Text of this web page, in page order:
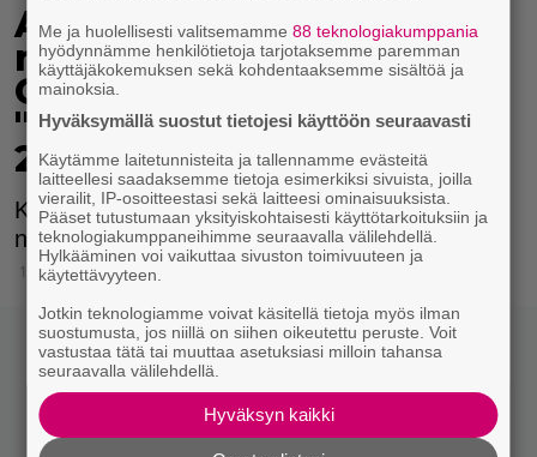
Amanda Seyfried jakoi
nostalgisen kuvan Mean
Girls -kuvausten ajalta:
"Viikonloput vuonna
2003"
Kuvassa nähdään monia naisen
näyttelijäkollegoita hittielokuvasta.
12.7.2021 23:15
Me ja huolellisesti valitsemamme88 teknologiakumppania
hyödynnämme henkilötietoja tarjotaksemme paremman
käyttäjäkokemuksen sekä kohdentaaksemme sisältöä ja
mainoksia.
Hyväksymällä suostut tietojesi käyttöön seuraavasti
Käytämme laitetunnisteita ja tallennamme evästeitä
laitteellesi saadaksemme tietoja esimerkiksi sivuista, joilla
vierailit, IP-osoitteestasi sekä laitteesi ominaisuuksista.
Pääset tutustumaan yksityiskohtaisesti käyttötarkoituksiin ja
teknologiakumppaneihimme seuraavalla välilehdellä.
Hylkääminen voi vaikuttaa sivuston toimivuuteen ja
käytettävyyteen.
Jotkin teknologiamme voivat käsitellä tietoja myös ilman
suostumusta, jos niillä on siihen oikeutettu peruste. Voit
vastustaa tätä tai muuttaa asetuksiasi milloin tahansa
seuraavalla välilehdellä.
Hyväksyn kaikki